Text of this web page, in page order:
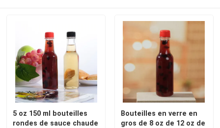
Aperçu
Produits
A propos de nous
5 oz 150 ml bouteilles
rondes de sauce chaude
Bouteilles en verre en
gros de 8 oz de 12 oz de